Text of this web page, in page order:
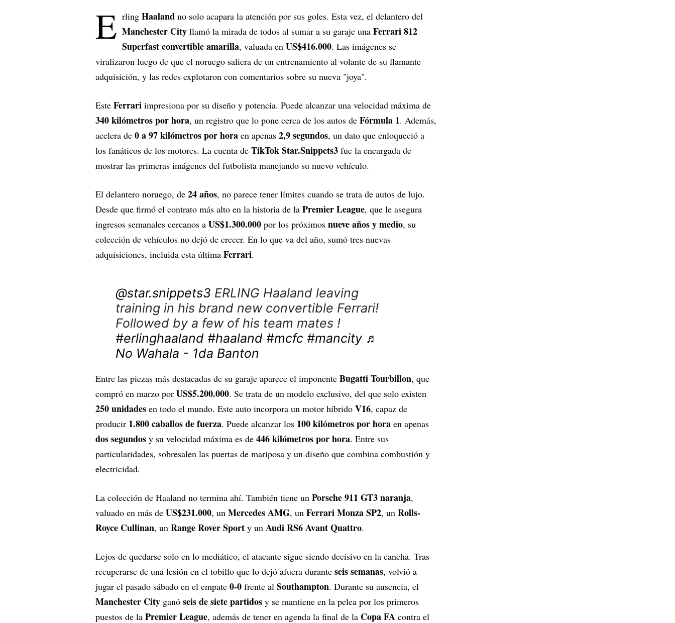
E rling Haaland no solo acapara la atención por sus goles. Esta vez, el delantero del
Manchester City llamó la mirada de todos al sumar a su garaje una Ferrari 812
Superfast convertible amarilla, valuada en US$416.000. Las imágenes se
viralizaron luego de que el noruego saliera de un entrenamiento al volante de su flamante
adquisición, y las redes explotaron con comentarios sobre su nueva "joya".
Este Ferrari impresiona por su diseño y potencia. Puede alcanzar una velocidad máxima de
340 kilómetros por hora, un registro que lo pone cerca de los autos de Fórmula 1. Además,
acelera de 0 a 97 kilómetros por hora en apenas 2,9 segundos, un dato que enloqueció a
los fanáticos de los motores. La cuenta de TikTok Star.Snippets3 fue la encargada de
mostrar las primeras imágenes del futbolista manejando su nuevo vehículo.
El delantero noruego, de 24 años, no parece tener límites cuando se trata de autos de lujo.
Desde que firmó el contrato más alto en la historia de la Premier League, que le asegura
ingresos semanales cercanos a US$1.300.000 por los próximos nueve años y medio, su
colección de vehículos no dejó de crecer. En lo que va del año, sumó tres nuevas
adquisiciones, incluida esta última Ferrari.
@star.snippets3 ERLING Haaland leaving
training in his brand new convertible Ferrari!
Followed by a few of his team mates !
#erlinghaaland #haaland #mcfc #mancity ♬
No Wahala - 1da Banton
Entre las piezas más destacadas de su garaje aparece el imponente Bugatti Tourbillon, que
compró en marzo por US$5.200.000. Se trata de un modelo exclusivo, del que solo existen
250 unidades en todo el mundo. Este auto incorpora un motor híbrido V16, capaz de
producir 1.800 caballos de fuerza. Puede alcanzar los 100 kilómetros por hora en apenas
dos segundos y su velocidad máxima es de 446 kilómetros por hora. Entre sus
particularidades, sobresalen las puertas de mariposa y un diseño que combina combustión y
electricidad.
La colección de Haaland no termina ahí. También tiene un Porsche 911 GT3 naranja,
valuado en más de US$231.000, un Mercedes AMG, un Ferrari Monza SP2, un Rolls-
Royce Cullinan, un Range Rover Sport y un Audi RS6 Avant Quattro.
Lejos de quedarse solo en lo mediático, el atacante sigue siendo decisivo en la cancha. Tras
recuperarse de una lesión en el tobillo que lo dejó afuera durante seis semanas, volvió a
jugar el pasado sábado en el empate 0-0 frente al Southampton. Durante su ausencia, el
Manchester City ganó seis de siete partidos y se mantiene en la pelea por los primeros
puestos de la Premier League, además de tener en agenda la final de la Copa FA contra el